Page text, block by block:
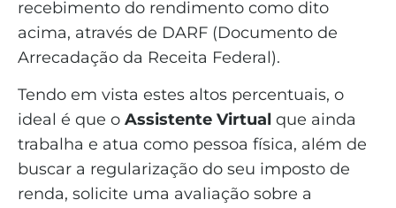
recebimento do rendimento como dito
acima, através de DARF (Documento de
Arrecadação da Receita Federal).
Tendo em vista estes altos percentuais, o
ideal é que o Assistente Virtual que ainda
trabalha e atua como pessoa física, além de
buscar a regularização do seu imposto de
renda, solicite uma avaliação sobre a